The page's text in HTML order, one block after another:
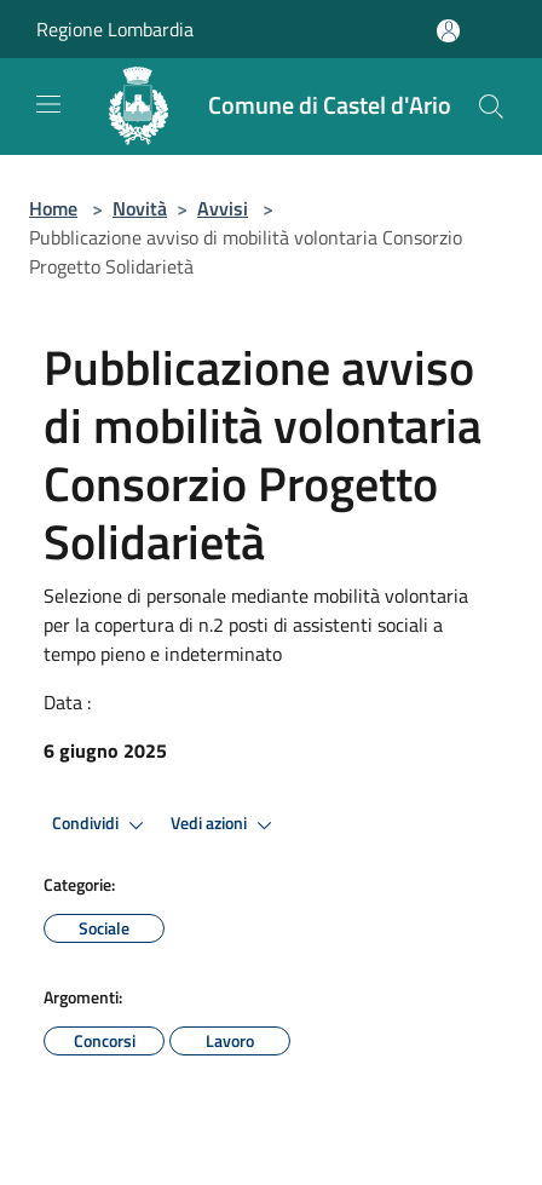
Regione Lombardia
Comune di Castel d'Ario
Home > Novità > Avvisi >
Pubblicazione avviso di mobilità volontaria Consorzio
Progetto Solidarietà
Pubblicazione avviso
di mobilità volontaria
Consorzio Progetto
Solidarietà
Selezione di personale mediante mobilità volontaria
per la copertura di n.2 posti di assistenti sociali a
tempo pieno e indeterminato
Data :
6 giugno 2025
Condividi Vedi azioni
Categorie:
Sociale
Argomenti:
Concorsi
Lavoro